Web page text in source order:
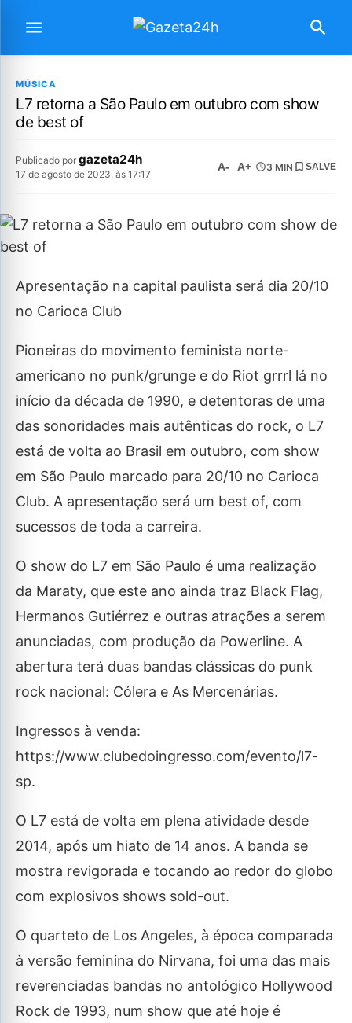
MÚSICA
L7 retorna a São Paulo em outubro com show
de best of
Publicado por gazeta24h
17 de agosto de 2023, às 17:17
A- A+ 3 MIN SALVE
Apresentação na capital paulista será dia 20/10
no Carioca Club
Pioneiras do movimento feminista norte-
americano no punk/grunge e do Riot grrrl lá no
início da década de 1990, e detentoras de uma
das sonoridades mais autênticas do rock, o L7
está de volta ao Brasil em outubro, com show
em São Paulo marcado para 20/10 no Carioca
Club. A apresentação será um best of, com
sucessos de toda a carreira.
O show do L7 em São Paulo é uma realização
da Maraty, que este ano ainda traz Black Flag,
Hermanos Gutiérrez e outras atrações a serem
anunciadas, com produção da Powerline. A
abertura terá duas bandas clássicas do punk
rock nacional: Cólera e As Mercenárias.
Ingressos à venda:
https://www.clubedoingresso.com/evento/l7-
sp.
O L7 está de volta em plena atividade desde
2014, após um hiato de 14 anos. A banda se
mostra revigorada e tocando ao redor do globo
com explosivos shows sold-out.
O quarteto de Los Angeles, à época comparada
à versão feminina do Nirvana, foi uma das mais
reverenciadas bandas no antológico Hollywood
Rock de 1993, num show que até hoje é